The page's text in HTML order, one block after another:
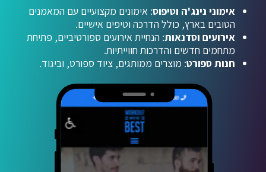
אימוני נינג'ה וטיפוס: אימונים מקצועיים עם המאמנים
הטובים בארץ, כולל הדרכה וטיפים אישיים.
אירועים וסדנאות: הנחיית אירועים ספורטיביים, פתיחת
מתחמים חדשים והדרכות חווייתיות.
חנות ספורט: מוצרים ממותגים, ציוד ספורט, וביגוד.